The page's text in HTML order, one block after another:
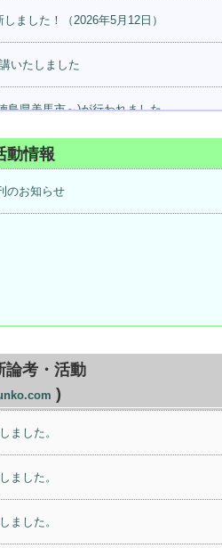
ました！（2026年5月12日）
いたしました
島県美馬市～)が行われました
動情報
のお知らせ
論考・活動
)
ました。
ました。
ました。